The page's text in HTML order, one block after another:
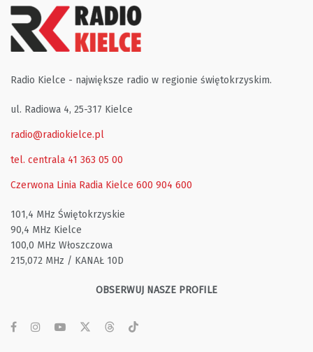
Radio Kielce - największe radio w regionie świętokrzyskim.
ul. Radiowa 4, 25-317 Kielce
radio@radiokielce.pl
tel. centrala 41 363 05 00
Czerwona Linia Radia Kielce 600 904 600
101,4 MHz Świętokrzyskie
90,4 MHz Kielce
100,0 MHz Włoszczowa
215,072 MHz / KANAŁ 10D
OBSERWUJ NASZE PROFILE